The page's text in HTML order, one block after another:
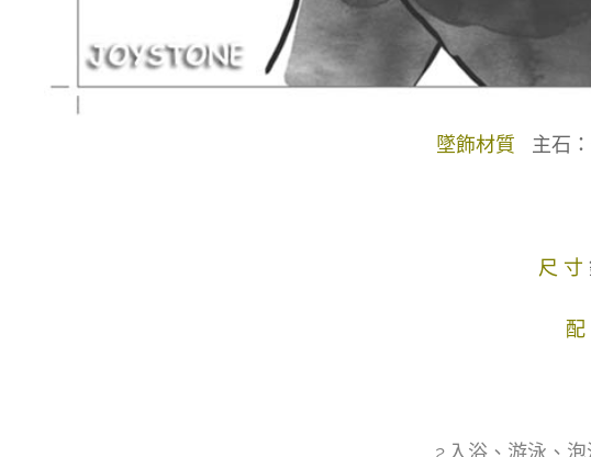
墜飾材質
主石
尺 寸
配
2.入浴、游泳、